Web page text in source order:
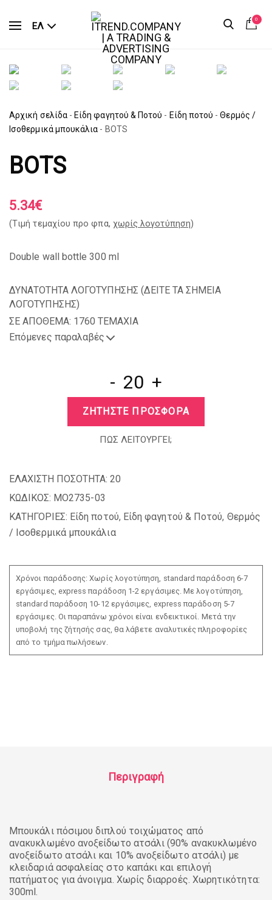
ΕΛ
0
Αρχική σελίδα - Είδη φαγητού & Ποτού - Είδη ποτού - Θερμός /
Ισοθερμικά μπουκάλια - BOTS
BOTS
5.34€
(Tιμή τεμαχίου προ φπα, χωρίς λογοτύπηση)
Double wall bottle 300 ml
ΔΥΝΑΤΟΤΗΤΑ ΛΟΓΟΤΥΠΗΣΗΣ (ΔΕΙΤΕ ΤΑ ΣΗΜΕΙΑ
ΛΟΓΟΤΥΠΗΣΗΣ)
ΣΕ ΑΠΟΘΕΜΑ: 1760 TEMAXIA
Επόμενες παραλαβές
- +
ΖΗΤΗΣΤΕ ΠΡΟΣΦΟΡΑ
ΠΩΣ ΛΕΙΤΟΥΡΓΕΙ;
ΕΛΑΧΙΣΤΗ ΠΟΣΟΤΗΤΑ: 20
ΚΩΔΙΚΟΣ: MO2735-03
ΚΑΤΗΓΟΡΙΕΣ: Είδη ποτού, Είδη φαγητού & Ποτού, Θερμός
/ Ισοθερμικά μπουκάλια
Χρόνοι παράδοσης: Χωρίς λογοτύπηση, standard παράδοση 6-7
εργάσιμες, express παράδοση 1-2 εργάσιμες. Με λογοτύπηση,
standard παράδοση 10-12 εργάσιμες, express παράδοση 5-7
εργάσιμες. Οι παραπάνω χρόνοι είναι ενδεικτικοί. Μετά την
υποβολή της ζήτησής σας, θα λάβετε αναλυτικές πληροφορίες
από το τμήμα πωλήσεων.
Περιγραφή
Μπουκάλι πόσιμου διπλού τοιχώματος από
ανακυκλωμένο ανοξείδωτο ατσάλι (90% ανακυκλωμένο
ανοξείδωτο ατσάλι και 10% ανοξείδωτο ατσάλι) με
κλειδαριά ασφαλείας στο καπάκι και επιλογή
πατήματος για άνοιγμα. Χωρίς διαρροές. Χωρητικότητα:
300ml.